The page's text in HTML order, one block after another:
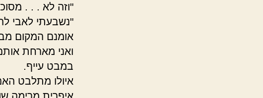
"וזה לא . . .
"נשבעתי לאבי
אומנם המקום
ואני מארחת
במבט עייף.
איולו מתלבט
איפרית מרימה